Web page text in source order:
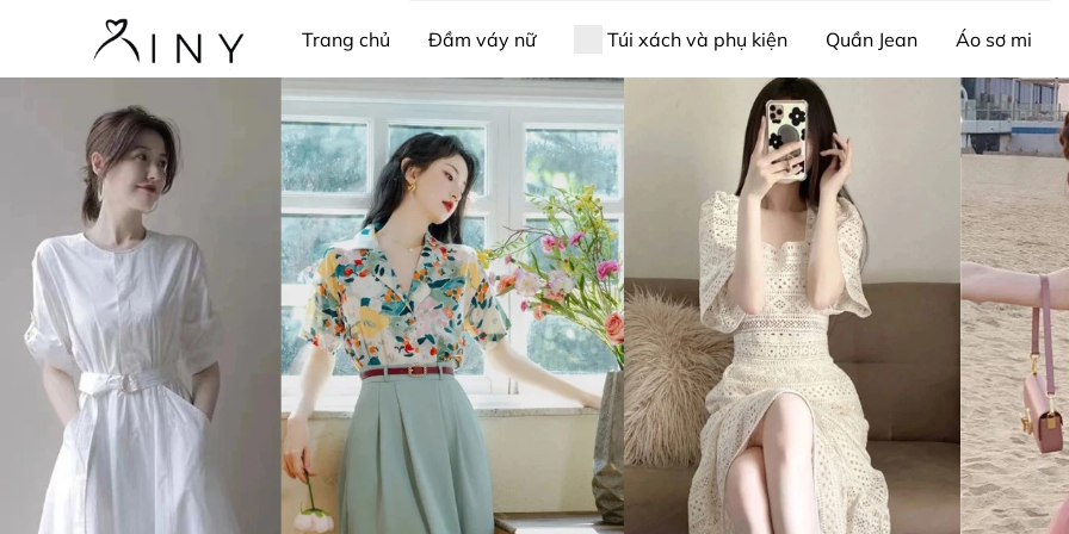
Trang chủ Đầm váy nữ Túi xách và phụ kiện Quần Jean Áo sơ mi
Pijama & bộ ngủ Trang sức thời trang phong thủy Giới thiệu về Xiny